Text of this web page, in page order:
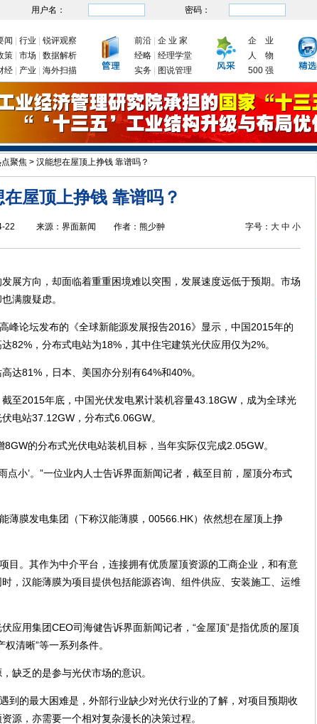
用户名： 密码：
闻 行业
锐评观察
策
市场
数据解析
经
产业 海外扫描
前沿
企 业 家
经略
经理学堂
实务
图说管理
企 业
人 物
500 强
聚焦 > 汉能想在屋顶上挣钱 靠谱吗？
九大举措有序推动企业复工复产 新年首次国务院常务会议为何聚焦制造业 我国
屋顶上挣钱 靠谱吗？
字号： 大 中 小
22 来源： 界面新闻 作者： 熊少翀
方向，却面临着重重困境难以突围，发展速度远低于预期。市场
满腹疑虑。
论坛发布的《全球新能源发展报告2016》显示，中国2015年的
82%，分布式电站为18%，其中住宅建筑光伏应用仅为2%。
81%，日本、美国亦分别有64%和40%。
2015年底，中国光伏发电累计装机容量43.18GW，成为全球光
电站37.12GW，分布式6.06GW。
的分布式光伏电站装机目标，当年实际仅完成2.05GW。
小’。”一位业内人士告诉界面新闻记者，截至目前，屋顶分布式
膜发电集团（下称汉能薄膜，00566.HK）依然想在屋顶上挣
。其作为中介平台，连接拥有优质屋顶资源的工商企业，和有意
，汉能薄膜为项目提供包括能源咨询、组件供应、安装施工、运维
用集团CEO司海健告诉界面新闻记者，“金屋顶”是指优质的屋顶
清晰”等一系列条件。
乏的是参与光伏市场的意识。
的最大困难是，外部行业缺少对光伏行业的了解，对项目预期收
源，亦需要一个相对复杂漫长的决策过程。